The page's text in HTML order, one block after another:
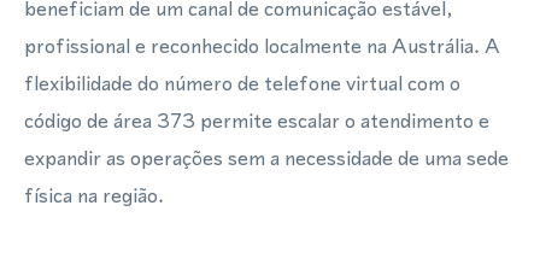
beneficiam de um canal de comunicação estável,
profissional e reconhecido localmente na Austrália. A
flexibilidade do número de telefone virtual com o
código de área 373 permite escalar o atendimento e
expandir as operações sem a necessidade de uma sede
física na região.